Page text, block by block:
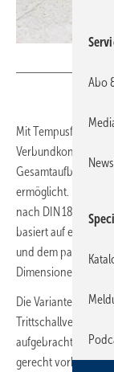
Mit Tempusflat Klett
Gesamtaufbauhöhe
ermöglicht. Das
nach DIN 18 560
basiert auf einer 2
und dem
Dimensionen 10 bis
Die Variante
aufgebrachte 8-mm-
gerecht
Abo